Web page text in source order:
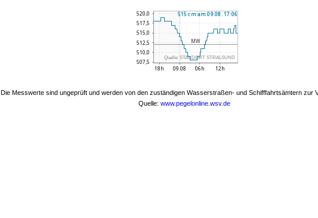
Quelle: STANDORT STRALSUND
Die Messwerte sind ungeprüft und werden von den zuständigen Wasserstraßen- und Schifffahrtsämtern zur
Quelle: www.pegelonline.wsv.de